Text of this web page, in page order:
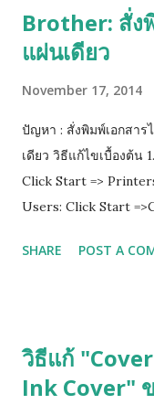
Brother: สั่ง
แผ่นเดียว
November 17, 2014
ปัญหา : สั่งพิมพ์เอกสาร
เดียว วิธีแก้ไขเบื้องต้น
Click Start =>
Users: Click Start
Advance แล้วติ๊กออกต
SHARE POST A
วิธีแก้
Ink Cover"